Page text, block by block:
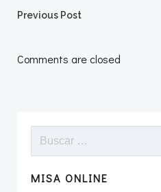
Navegación
por
entradas
Previous Post
Comments are closed
Buscar:
MISA ONLINE